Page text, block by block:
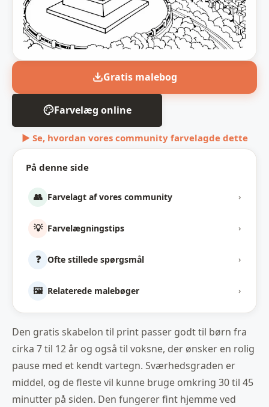
På denne side
👥 Farvelagt af vores community ›
💡 Farvelægningstips ›
❓ Ofte stillede spørgsmål ›
🖼️ Relaterede malebøger ›
Gratis malebog
Farvelæg online
▶ Se, hvordan vores community farvelagde dette
Den gratis skabelon til print passer godt til børn fra
cirka 7 til 12 år og også til voksne, der ønsker en rolig
pause med et kendt vartegn. Sværhedsgraden er
middel, og de fleste vil kunne bruge omkring 30 til 45
minutter på siden. Den fungerer fint hjemme ved